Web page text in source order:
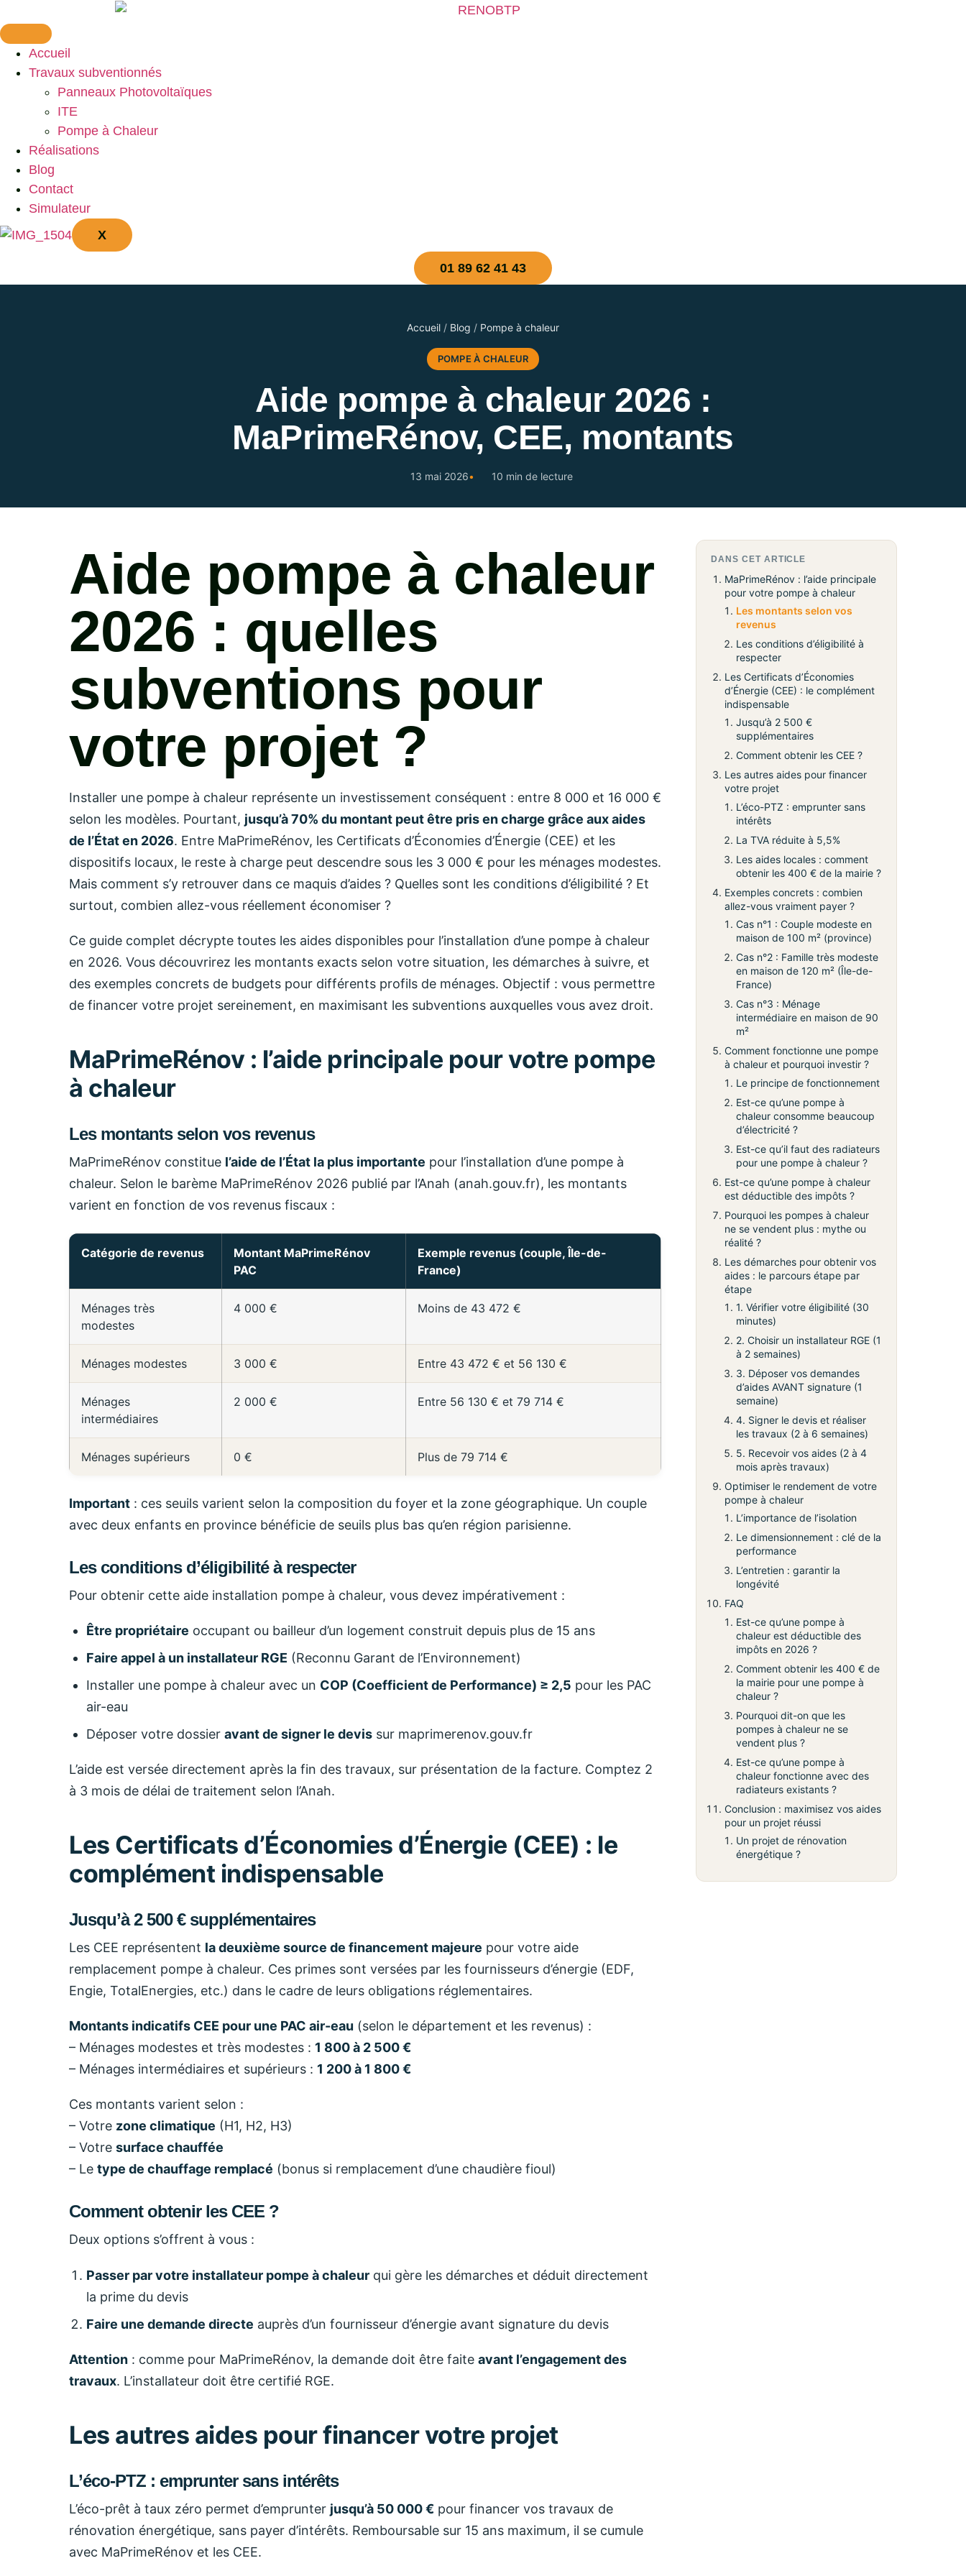
Accueil
Travaux subventionnés
Panneaux Photovoltaïques
ITE
Pompe à Chaleur
Réalisations
Blog
Contact
Simulateur
X
01 89 62 41 43
Accueil / Blog / Pompe à chaleur
POMPE À CHALEUR
Aide pompe à chaleur 2026 :
MaPrimeRénov, CEE, montants
13 mai 2026 10 min de lecture
Aide pompe à chaleur
2026 : quelles
subventions pour
votre projet ?
Installer une pompe à chaleur représente un investissement conséquent : entre 8 000 et 16 000 €
selon les modèles. Pourtant, jusqu’à 70% du montant peut être pris en charge grâce aux aides
de l’État en 2026. Entre MaPrimeRénov, les Certificats d’Économies d’Énergie (CEE) et les
dispositifs locaux, le reste à charge peut descendre sous les 3 000 € pour les ménages modestes.
Mais comment s’y retrouver dans ce maquis d’aides ? Quelles sont les conditions d’éligibilité ? Et
surtout, combien allez-vous réellement économiser ?
Ce guide complet décrypte toutes les aides disponibles pour l’installation d’une pompe à chaleur
en 2026. Vous découvrirez les montants exacts selon votre situation, les démarches à suivre, et
des exemples concrets de budgets pour différents profils de ménages. Objectif : vous permettre
de financer votre projet sereinement, en maximisant les subventions auxquelles vous avez droit.
MaPrimeRénov : l’aide principale pour votre pompe
à chaleur
Les montants selon vos revenus
MaPrimeRénov constitue l’aide de l’État la plus importante pour l’installation d’une pompe à
chaleur. Selon le barème MaPrimeRénov 2026 publié par l’Anah (anah.gouv.fr), les montants
varient en fonction de vos revenus fiscaux :
Catégorie de revenus
Montant MaPrimeRénov
PAC
Exemple revenus (couple, Île-de-
France)
Ménages très
modestes
4 000 € Moins de 43 472 €
Ménages modestes 3 000 € Entre 43 472 € et 56 130 €
Ménages
intermédiaires
2 000 € Entre 56 130 € et 79 714 €
Ménages supérieurs 0 € Plus de 79 714 €
Important : ces seuils varient selon la composition du foyer et la zone géographique. Un couple
avec deux enfants en province bénéficie de seuils plus bas qu’en région parisienne.
Les conditions d’éligibilité à respecter
Pour obtenir cette aide installation pompe à chaleur, vous devez impérativement :
Être propriétaire occupant ou bailleur d’un logement construit depuis plus de 15 ans
Faire appel à un installateur RGE (Reconnu Garant de l’Environnement)
Installer une pompe à chaleur avec un COP (Coefficient de Performance) ≥ 2,5 pour les PAC
air-eau
Déposer votre dossier avant de signer le devis sur maprimerenov.gouv.fr
L’aide est versée directement après la fin des travaux, sur présentation de la facture. Comptez 2
à 3 mois de délai de traitement selon l’Anah.
Les Certificats d’Économies d’Énergie (CEE) : le
complément indispensable
Jusqu’à 2 500 € supplémentaires
Les CEE représentent la deuxième source de financement majeure pour votre aide
remplacement pompe à chaleur. Ces primes sont versées par les fournisseurs d’énergie (EDF,
Engie, TotalEnergies, etc.) dans le cadre de leurs obligations réglementaires.
Montants indicatifs CEE pour une PAC air-eau (selon le département et les revenus) :
– Ménages modestes et très modestes : 1 800 à 2 500 €
– Ménages intermédiaires et supérieurs : 1 200 à 1 800 €
Ces montants varient selon :
– Votre zone climatique (H1, H2, H3)
– Votre surface chauffée
– Le type de chauffage remplacé (bonus si remplacement d’une chaudière fioul)
Comment obtenir les CEE ?
Deux options s’offrent à vous :
Passer par votre installateur pompe à chaleur qui gère les démarches et déduit directement
la prime du devis
Faire une demande directe auprès d’un fournisseur d’énergie avant signature du devis
Attention : comme pour MaPrimeRénov, la demande doit être faite avant l’engagement des
travaux. L’installateur doit être certifié RGE.
Les autres aides pour financer votre projet
L’éco-PTZ : emprunter sans intérêts
L’éco-prêt à taux zéro permet d’emprunter jusqu’à 50 000 € pour financer vos travaux de
rénovation énergétique, sans payer d’intérêts. Remboursable sur 15 ans maximum, il se cumule
avec MaPrimeRénov et les CEE.
DANS CET ARTICLE
MaPrimeRénov : l’aide principale
pour votre pompe à chaleur
Les montants selon vos
revenus
Les conditions d’éligibilité à
respecter
Les Certificats d’Économies
d’Énergie (CEE) : le complément
indispensable
Jusqu’à 2 500 €
supplémentaires
Comment obtenir les CEE ?
Les autres aides pour financer
votre projet
L’éco-PTZ : emprunter sans
intérêts
La TVA réduite à 5,5%
Les aides locales : comment
obtenir les 400 € de la mairie ?
Exemples concrets : combien
allez-vous vraiment payer ?
Cas n°1 : Couple modeste en
maison de 100 m² (province)
Cas n°2 : Famille très modeste
en maison de 120 m² (Île-de-
France)
Cas n°3 : Ménage
intermédiaire en maison de 90
m²
Comment fonctionne une pompe
à chaleur et pourquoi investir ?
Le principe de fonctionnement
Est-ce qu’une pompe à
chaleur consomme beaucoup
d’électricité ?
Est-ce qu’il faut des radiateurs
pour une pompe à chaleur ?
Est-ce qu’une pompe à chaleur
est déductible des impôts ?
Pourquoi les pompes à chaleur
ne se vendent plus : mythe ou
réalité ?
Les démarches pour obtenir vos
aides : le parcours étape par
étape
1. Vérifier votre éligibilité (30
minutes)
2. Choisir un installateur RGE (1
à 2 semaines)
3. Déposer vos demandes
d’aides AVANT signature (1
semaine)
4. Signer le devis et réaliser
les travaux (2 à 6 semaines)
5. Recevoir vos aides (2 à 4
mois après travaux)
Optimiser le rendement de votre
pompe à chaleur
L’importance de l’isolation
Le dimensionnement : clé de la
performance
L’entretien : garantir la
longévité
FAQ
Est-ce qu’une pompe à
chaleur est déductible des
impôts en 2026 ?
Comment obtenir les 400 € de
la mairie pour une pompe à
chaleur ?
Pourquoi dit-on que les
pompes à chaleur ne se
vendent plus ?
Est-ce qu’une pompe à
chaleur fonctionne avec des
radiateurs existants ?
Conclusion : maximisez vos aides
pour un projet réussi
Un projet de rénovation
énergétique ?